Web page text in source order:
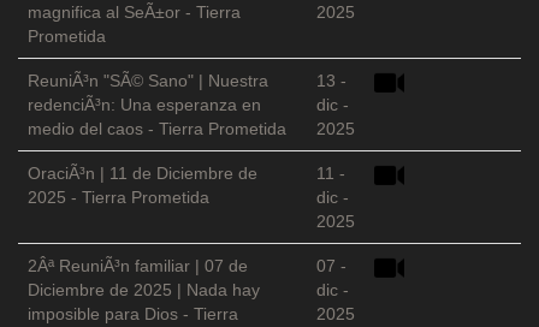
magnifica al SeÃ±or - Tierra
Prometida
2025
ReuniÃ³n "SÃ© Sano" | Nuestra
redenciÃ³n: Una esperanza en
medio del caos - Tierra Prometida
13 -
dic -
2025
OraciÃ³n | 11 de Diciembre de
2025 - Tierra Prometida
11 -
dic -
2025
2Âª ReuniÃ³n familiar | 07 de
Diciembre de 2025 | Nada hay
imposible para Dios - Tierra
07 -
dic -
2025